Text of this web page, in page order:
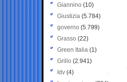
Giannino (10)
Giustizia (5.784)
governo (5.799)
Grasso (22)
Green Italia (1)
Grillo (2.941)
Idv (4)